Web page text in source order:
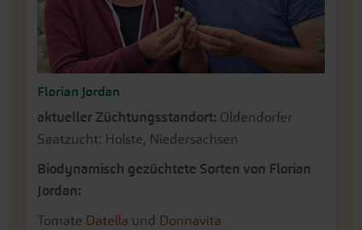
Florian Jordan
aktueller Züchtungsstandort: Oldendorfer
Saatzucht: Holste, Niedersachsen
Biodynamisch gezüchtete Sorten von Florian
Jordan:
Tomate Datella und Donnavita